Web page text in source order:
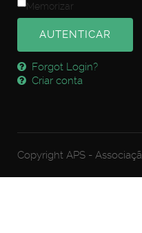
Memorizar
AUTENTICAR
Forgot Login?
Criar conta
Copyright APS -